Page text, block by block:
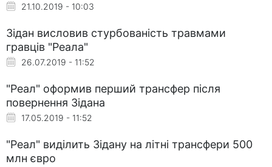
21.10.2019 - 10:03
Зідан висловив стурбованість травмами
гравців "Реала"
26.07.2019 - 11:52
"Реал" оформив перший трансфер після
повернення Зідана
17.05.2019 - 11:52
"Реал" виділить Зідану на літні трансфери 500
млн євро